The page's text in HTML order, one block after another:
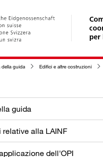
per
della guida Edifici e altre costruzioni
guida
relative alla LAINF
dell'OPI